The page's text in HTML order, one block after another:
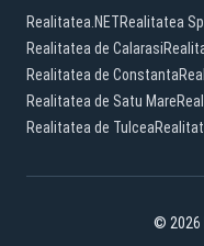
Realitatea.NETRealitatea
Realitatea de Calarasi
Realitatea de Constanta
Realitatea de Satu Mare
Realitatea de Tulcea
© 2026